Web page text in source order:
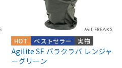
実物
ベストセラー
HOT
Agilite SF バラクラバ レンジャ
ーグリーン